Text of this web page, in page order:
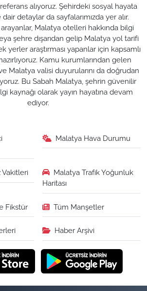
referans alıyoruz. Şehirdeki sosyal hayata
detaylar da sayfalarımızda yer alır.
arayanlar, Malatya otelleri hakkında bilgi
şehre dışarıdan gelip Malatya yol tarifi
yerler araştırması yapanlar için kapsamlı
Kamu kurumlarından gelen
Malatya valisi duyurularını da doğrudan
Bu Sabah Malatya, şehrin güvenilir
kaynağı olarak yayın hayatına devam
ediyor.
Malatya Hava Durumu
Vakitleri
Malatya Trafik Yoğunluk
Haritası
Fikstür Tüm Manşetler
Haber Arşivi